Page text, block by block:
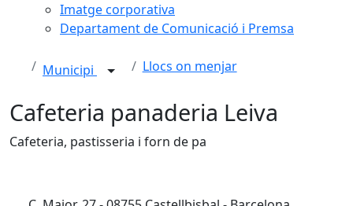
Imatge corporativa
Departament de Comunicació i Premsa
Municipi Llocs on menjar
Cafeteria panaderia Leiva
Cafeteria, pastisseria i forn de pa